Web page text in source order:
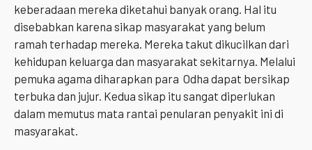
keberadaan mereka diketahui banyak orang. Hal itu
disebabkan karena sikap masyarakat yang belum
ramah terhadap mereka. Mereka takut dikucilkan dari
kehidupan keluarga dan masyarakat sekitarnya. Melalui
pemuka agama diharapkan para Odha dapat bersikap
terbuka dan jujur. Kedua sikap itu sangat diperlukan
dalam memutus mata rantai penularan penyakit ini di
masyarakat.